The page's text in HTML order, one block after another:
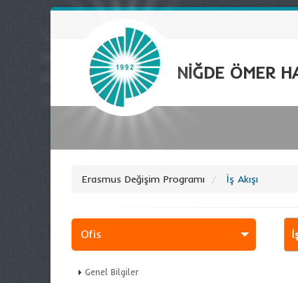
NİĞDE ÖMER
Erasmus Değişim Programı İş Akışı
Ofis
Genel Bilgiler